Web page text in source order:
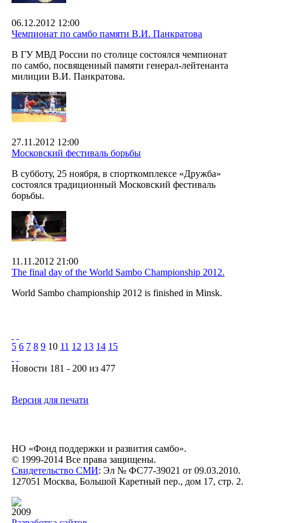
06.12.2012 12:00
Чемпионат по самбо памяти В.И. Панкратова
В ГУ МВД России по столице состоялся чемпионат
по самбо, посвященный памяти генерал-лейтенанта
милиции В.И. Панкратова.
27.11.2012 12:00
Московский фестиваль борьбы
В субботу, 25 ноября, в спорткомплексе «Дружба»
состоялся традиционный Московский фестиваль
борьбы.
11.11.2012 21:00
The final day of the World Sambo Championship 2012.
World Sambo championship 2012 is finished in Minsk.
5 6 7 8 9 10 11 12 13 14 15
Новости 181 - 200 из 477
Версия для печати
НО «Фонд поддержки и развития самбо».
© 1999-2014 Все права защищены.
Свидетельство СМИ: Эл № ФС77-39021 от 09.03.2010.
127051 Москва, Большой Каретный пер., дом 17, стр. 2.
2009